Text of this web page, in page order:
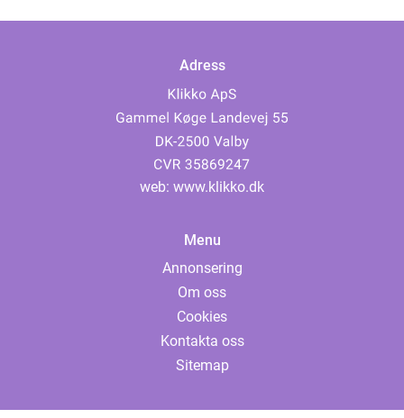
Adress
web: www.klikko.dk
Menu
Annonsering
Om oss
Cookies
Kontakta oss
Sitemap